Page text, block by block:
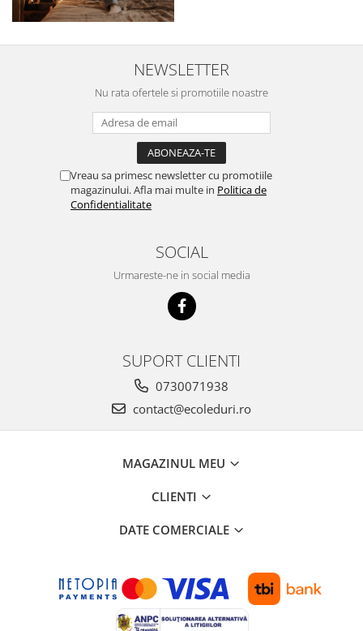
NEWSLETTER
Nu rata ofertele si promotiile noastre
Vreau sa primesc newsletter cu promotiile
magazinului. Afla mai multe in Politica de
Confidentialitate
SOCIAL
Urmareste-ne in social media
SUPORT CLIENTI
0730071938
contact@ecoleduri.ro
MAGAZINUL MEU
CLIENTI
DATE COMERCIALE